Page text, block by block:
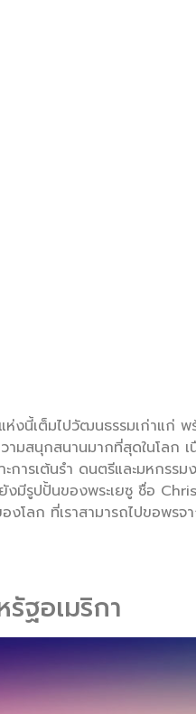
ห่งนี้เต็มไปวัฒนธรรมเก่าแก่
ามสนุกสนานมากที่สุดในโลก
ารเต้นรำ ดนตรีและมหกรรม
งมีรูปปั้นของพระเยซู ชื่อ
โลก ที่เราสามารถไปขอพรจ
ฐอเมริกา